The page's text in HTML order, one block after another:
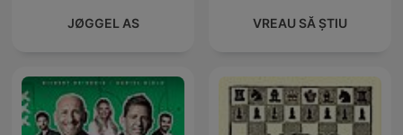
JØGGEL AS VREAU SĂ ȘTIU